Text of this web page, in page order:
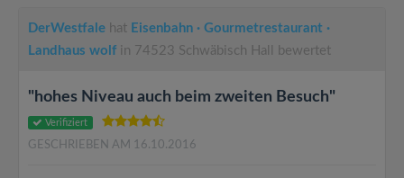
DerWestfale hat Eisenbahn · Gourmetrestaurant ·
Landhaus wolf in 74523 Schwäbisch Hall bewertet
"hohes Niveau auch beim zweiten Besuch"
Verifiziert
GESCHRIEBEN AM 16.10.2016